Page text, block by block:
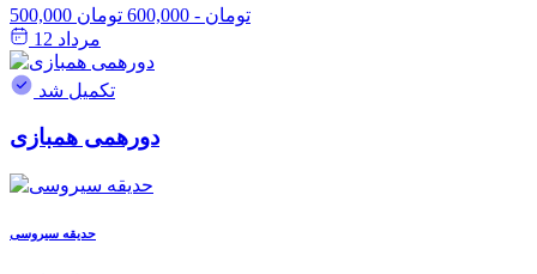
500,000 تومان - 600,000 تومان
مرداد 12
تکمیل شد
دورهمی همبازی
حدیقه سیروسی